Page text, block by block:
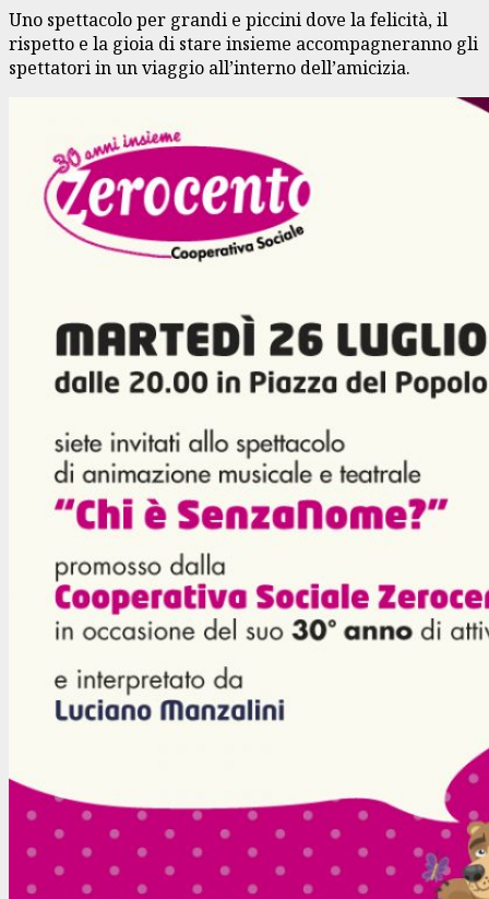
Uno spettacolo per grandi e piccini dove la felicità, il
rispetto e la gioia di stare insieme accompagneranno gli
spettatori in un viaggio all’interno dell’amicizia.